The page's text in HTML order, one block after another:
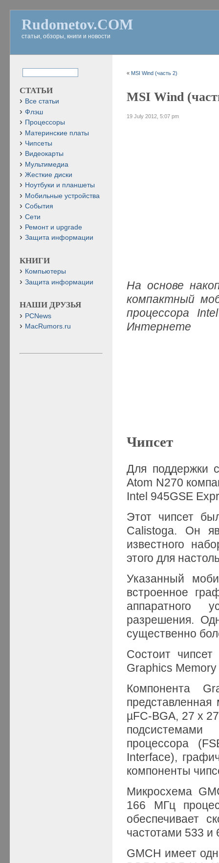
Rudometov.COM
статьи, обзоры, книги и новости
« MSI Wind (часть 2)
MSI Wind
19 July 2012, 5:07 pm
На основе
компактный
процессора
Интернете
Чипсет
Для поддержки
Atom N270
Intel 945GSE
Этот чипсет
Calistoga. Он
известного
этого для
Указанный
встроенное
аппаратного
разрешения.
существенно
Состоит
Graphics
Компонента
µFC-BGA, 27 x
процессора
Interface),
компоненты
Микросхема
166 МГц
обеспечивает
частотами 533
GMCH имеет
СТАТЬИ
Все статьи
Флэш
Процессоры
Материнские платы
Чипсеты
Видеокарты
Мультимедиа
Жесткие диски
Ноутбуки и планшеты
Мобильные устройства
События
Сети
Ремонт и upgrade
Защита информации
КНИГИ
Компьютеры
Защита информации
НАШИ ДРУЗЬЯ
PCNews
MacRumors.ru